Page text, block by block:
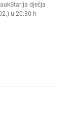
dječja
u 20:30 h